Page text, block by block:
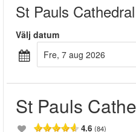
St Pauls Cathedral
Välj datum
fre, 7 aug 2026
St Pauls
4.6 (84)